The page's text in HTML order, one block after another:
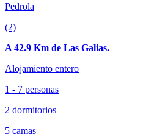
Pedrola
(2)
A 42.9 Km de Las Galias.
Alojamiento entero
1 - 7 personas
2 dormitorios
5 camas